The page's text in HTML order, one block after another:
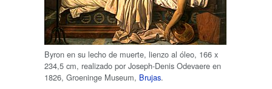
Byron en su lecho de muerte, lienzo al óleo, 166 x
234,5 cm, realizado por Joseph-Denis Odevaere en
1826, Groeninge Museum, Brujas.